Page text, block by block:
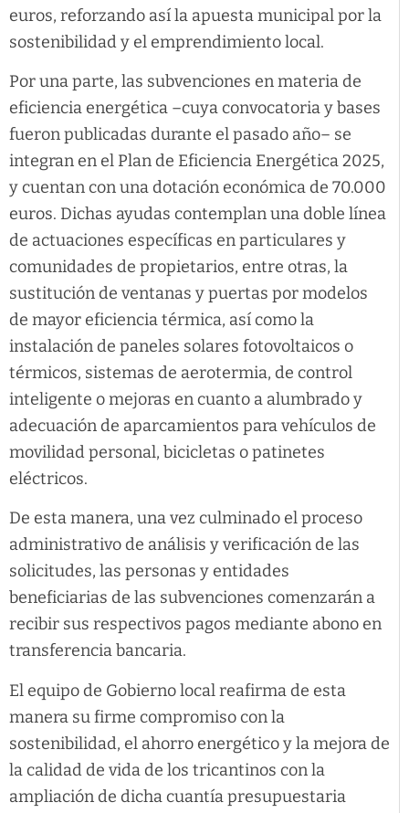
euros, reforzando así la apuesta municipal por la
sostenibilidad y el emprendimiento local.
Por una parte, las subvenciones en materia de
eficiencia energética –cuya convocatoria y bases
fueron publicadas durante el pasado año– se
integran en el Plan de Eficiencia Energética 2025,
y cuentan con una dotación económica de 70.000
euros. Dichas ayudas contemplan una doble línea
de actuaciones específicas en particulares y
comunidades de propietarios, entre otras, la
sustitución de ventanas y puertas por modelos
de mayor eficiencia térmica, así como la
instalación de paneles solares fotovoltaicos o
térmicos, sistemas de aerotermia, de control
inteligente o mejoras en cuanto a alumbrado y
adecuación de aparcamientos para vehículos de
movilidad personal, bicicletas o patinetes
eléctricos.
De esta manera, una vez culminado el proceso
administrativo de análisis y verificación de las
solicitudes, las personas y entidades
beneficiarias de las subvenciones comenzarán a
recibir sus respectivos pagos mediante abono en
transferencia bancaria.
El equipo de Gobierno local reafirma de esta
manera su firme compromiso con la
sostenibilidad, el ahorro energético y la mejora de
la calidad de vida de los tricantinos con la
ampliación de dicha cuantía presupuestaria